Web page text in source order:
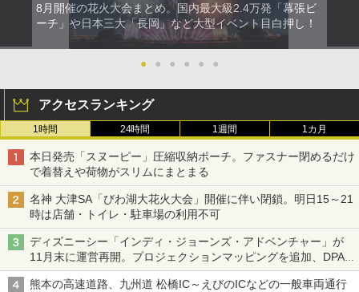
8月開催の花火大会まとめ。国内最大級2.4万発「幕張ビ
ーチ」や日本三大「長岡」など大型イベント目白押し！
● ● ● ● ● ●
アクセスランキング
1時間 24時間 1週間 1カ月
本日発売「スヌーピー」圧縮収納ポーチ。ファスナー閉めるだけ
で着替えや荷物がスリムにまとまる
名神 大津SA「びわ湖大花火大会」開催に伴い閉鎖。明日15～21
時は店舗・トイレ・駐車場の利用不可
ディズニーシー「インディ・ジョーンズ・アドベンチャー」が
11月末に運営再開。プロジェクションマッピングを追加、DPA
は1500円
熊本の高速道路、九州道 松橋IC～えびのICなどの一般車両通行